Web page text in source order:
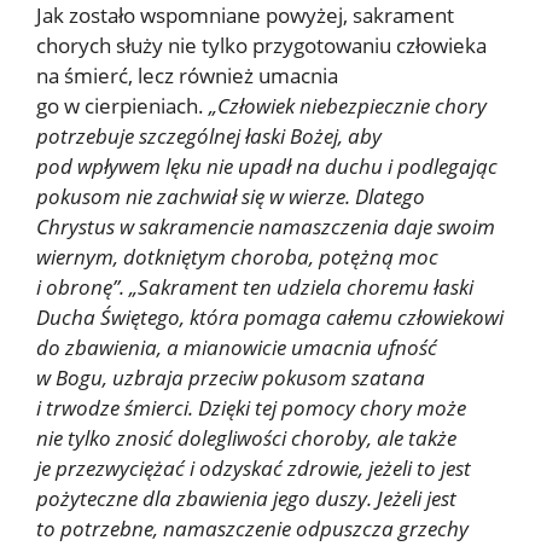
Jak zostało wspomniane powyżej, sakrament
chorych służy nie tylko przygotowaniu człowieka
na śmierć, lecz również umacnia
go w cierpieniach. „Człowiek niebezpiecznie chory
potrzebuje szczególnej łaski Bożej, aby
pod wpływem lęku nie upadł na duchu i podlegając
pokusom nie zachwiał się w wierze. Dlatego
Chrystus w sakramencie namaszczenia daje swoim
wiernym, dotkniętym choroba, potężną moc
i obronę”. „Sakrament ten udziela choremu łaski
Ducha Świętego, która pomaga całemu człowiekowi
do zbawienia, a mianowicie umacnia ufność
w Bogu, uzbraja przeciw pokusom szatana
i trwodze śmierci. Dzięki tej pomocy chory może
nie tylko znosić dolegliwości choroby, ale także
je przezwyciężać i odzyskać zdrowie, jeżeli to jest
pożyteczne dla zbawienia jego duszy. Jeżeli jest
to potrzebne, namaszczenie odpuszcza grzechy